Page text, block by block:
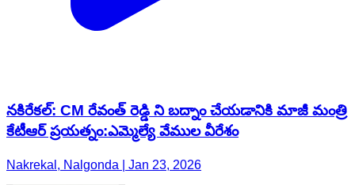
నకిరేకల్: CM రేవంత్ రెడ్డి ని బద్నాం చేయడానికి మాజీ మంత్రి
కేటీఆర్ ప్రయత్నం:ఎమ్మెల్యే వేముల వీరేశం
Nakrekal, Nalgonda | Jan 23, 2026